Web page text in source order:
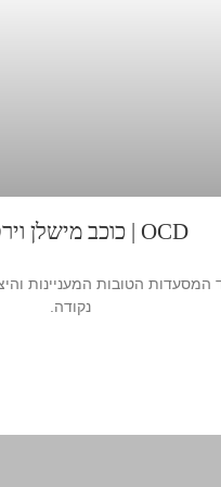
OCD | כוכב מישלן וירטואלי
המסעדות הטובות המעניינות
נקודה.